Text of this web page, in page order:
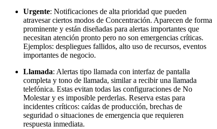
Urgente: Notificaciones de alta prioridad que pueden
atravesar ciertos modos de Concentración. Aparecen de forma
prominente y están diseñadas para alertas importantes que
necesitan atención pronto pero no son emergencias críticas.
Ejemplos: despliegues fallidos, alto uso de recursos, eventos
importantes de negocio.
Llamada: Alertas tipo llamada con interfaz de pantalla
completa y tono de llamada, similar a recibir una llamada
telefónica. Estas evitan todas las configuraciones de No
Molestar y es imposible perderlas. Reserva estas para
incidentes críticos: caídas de producción, brechas de
seguridad o situaciones de emergencia que requieren
respuesta inmediata.